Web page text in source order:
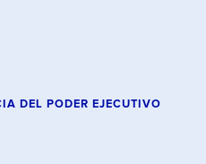
DEL PODER EJECUTIVO